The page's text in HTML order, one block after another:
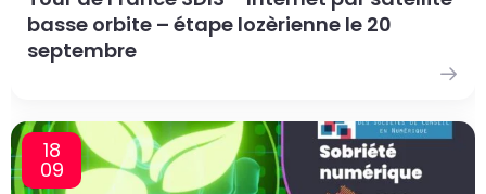
basse orbite – étape lozèrienne le 20
septembre
18
09